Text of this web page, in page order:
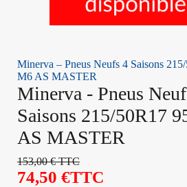
Minerva – Pneus Neufs 4 Saisons
M6 AS MASTER
Minerva - Pneus
Saisons 215/50R17
AS MASTER
153,00€TTC
74,50 €TTC